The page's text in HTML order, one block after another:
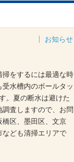
お知らせ
をするには最適な時
水槽内のボールタッ
。夏の断水は避けた
査しますので、お問
区、墨田区、文京
なども清掃エリアで